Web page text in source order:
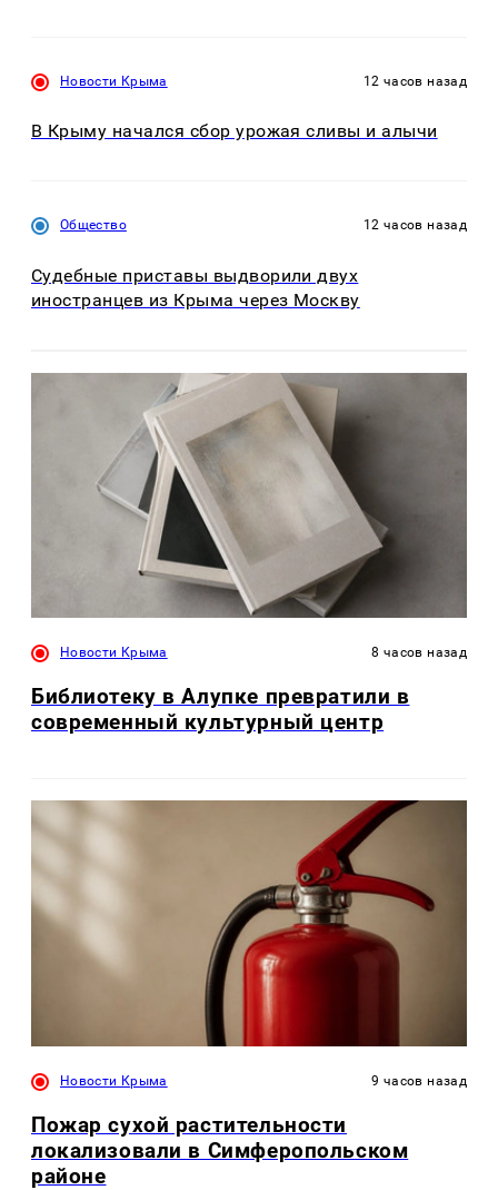
Новости Крыма 12 часов назад
В Крыму начался сбор урожая сливы и алычи
Общество 12 часов назад
Судебные приставы выдворили двух
иностранцев из Крыма через Москву
Новости Крыма 8 часов назад
Библиотеку в Алупке превратили в
современный культурный центр
Новости Крыма 9 часов назад
Пожар сухой растительности
локализовали в Симферопольском
районе